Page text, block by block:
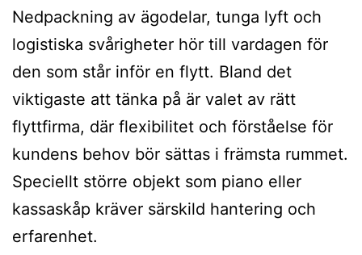
Nedpackning av ägodelar, tunga lyft och
logistiska svårigheter hör till vardagen för
den som står inför en flytt. Bland det
viktigaste att tänka på är valet av rätt
flyttfirma, där flexibilitet och förståelse för
kundens behov bör sättas i främsta rummet.
Speciellt större objekt som piano eller
kassaskåp kräver särskild hantering och
erfarenhet.